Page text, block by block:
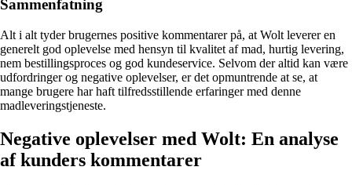
Sammenfatning
Alt i alt tyder brugernes positive kommentarer på, at Wolt leverer en
generelt god oplevelse med hensyn til kvalitet af mad, hurtig levering,
nem bestillingsproces og god kundeservice. Selvom der altid kan være
udfordringer og negative oplevelser, er det opmuntrende at se, at
mange brugere har haft tilfredsstillende erfaringer med denne
madleveringstjeneste.
Negative oplevelser med Wolt: En analyse
af kunders kommentarer